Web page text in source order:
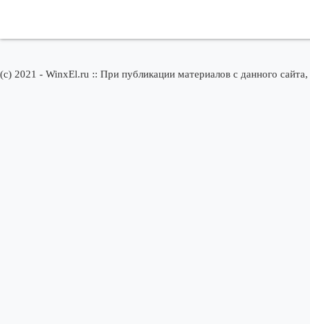
(c) 2021 - WinxEl.ru :: При публикации материалов с данного сайта,